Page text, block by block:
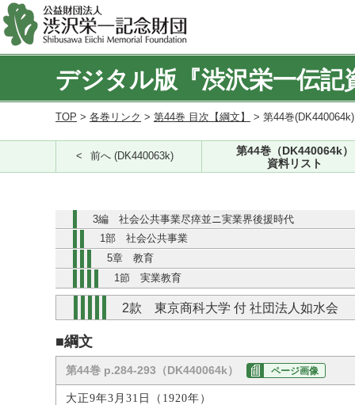
デジタル版『渋沢栄一伝記
TOP > 各巻リンク > 第44巻 目次【綱文】 > 第44巻
前へ (DK440063k)
第44巻（DK440064k）
資料リスト
3編 社会公共事業尽瘁並ニ実業界後援時代
1部 社会公共事業
5章 教育
1節 実業教育
2款 東京商科大学 付 社団法人如水会
■綱文
第44巻 p.284-293（DK440064k） ページ画像
大正9年3月31日（1920年）